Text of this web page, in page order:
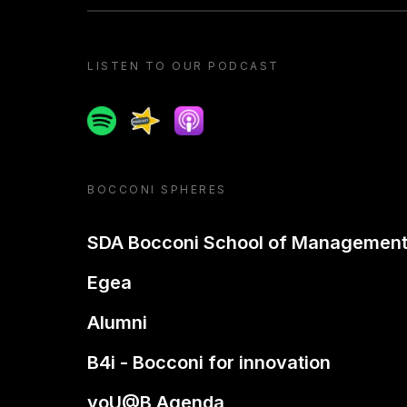
LISTEN TO OUR PODCAST
SpotifySpreakerApple podcast
BOCCONI SPHERES
SDA Bocconi School of Management
Egea
Alumni
B4i - Bocconi for innovation
yoU@B Agenda